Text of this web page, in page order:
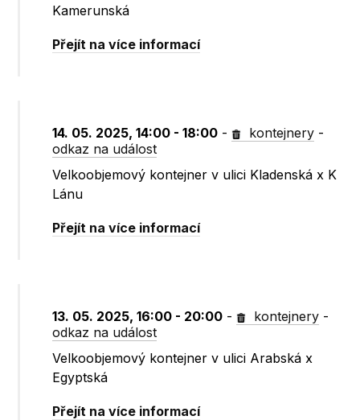
Kamerunská
Přejít na více informací
14. 05. 2025, 14:00 - 18:00 - kontejnery -
odkaz na událost
Velkoobjemový kontejner v ulici Kladenská x K
Lánu
Přejít na více informací
13. 05. 2025, 16:00 - 20:00 - kontejnery -
odkaz na událost
Velkoobjemový kontejner v ulici Arabská x
Egyptská
Přejít na více informací